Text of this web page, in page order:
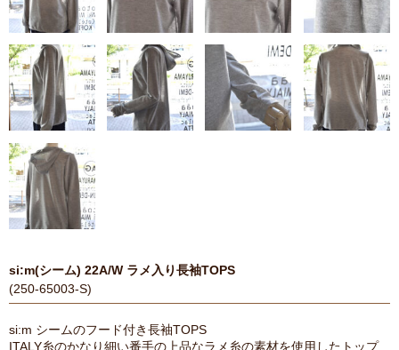
si:m(シーム) 22A/W ラメ入り長袖TOPS
(250-65003-S)
si:m シームのフード付き長袖TOPS
ITALY糸のかなり細い番手の上品なラメ糸の素材を使用したトップ